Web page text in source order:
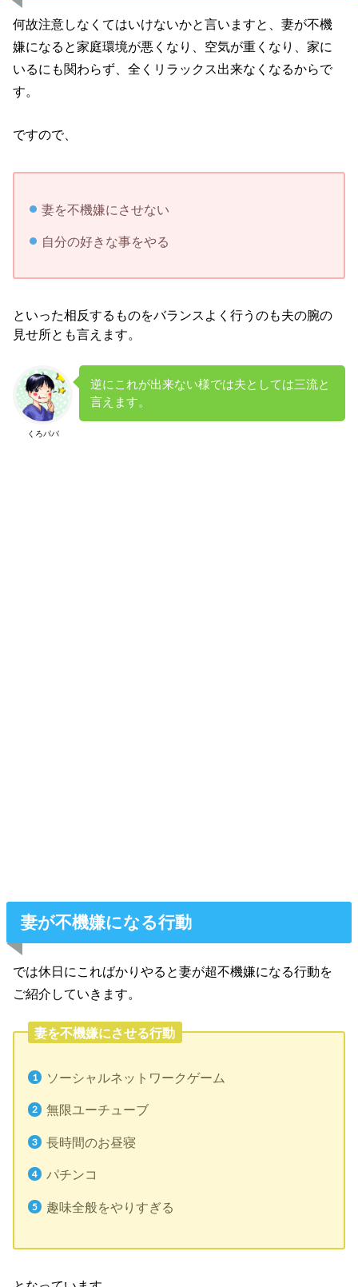
何故注意しなくてはいけないかと言いますと、妻が不機
嫌になると家庭環境が悪くなり、空気が重くなり、家に
いるにも関わらず、全くリラックス出来なくなるからで
す。
ですので、
妻を不機嫌にさせない
自分の好きな事をやる
といった相反するものをバランスよく行うのも夫の腕の
見せ所とも言えます。
くろパパ
逆にこれが出来ない様では夫としては三流と
言えます。
妻が不機嫌になる行動
では休日にこればかりやると妻が超不機嫌になる行動を
ご紹介していきます。
妻を不機嫌にさせる行動
ソーシャルネットワークゲーム
無限ユーチューブ
長時間のお昼寝
パチンコ
趣味全般をやりすぎる